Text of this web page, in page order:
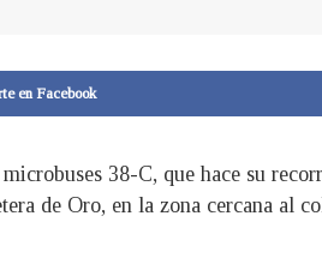
en Facebook
38-C, que hace su
de Oro, en la zona cercana al